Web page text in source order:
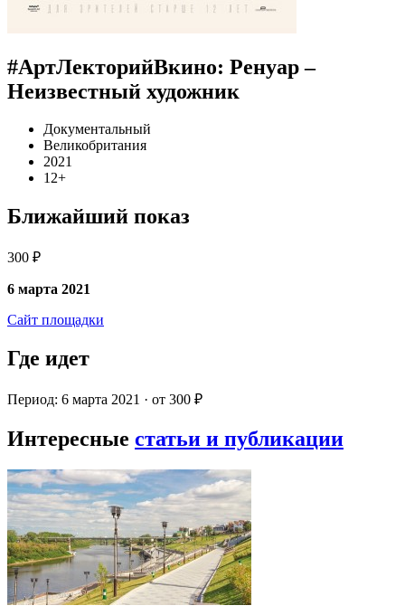
#АртЛекторийВкино: Ренуар –
Неизвестный художник
Документальный
Великобритания
2021
12+
Ближайший показ
300 ₽
6 марта 2021
Сайт площадки
Где идет
Период: 6 марта 2021 · от 300 ₽
Интересные статьи и публикации